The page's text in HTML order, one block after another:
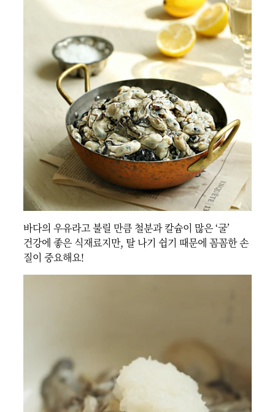
바다의 우유라고 불릴 만큼 철분과 칼슘이 많은 ‘굴’
건강에 좋은 식재료지만, 탈 나기 쉽기 때문에 꼼꼼한 손
질이 중요해요!